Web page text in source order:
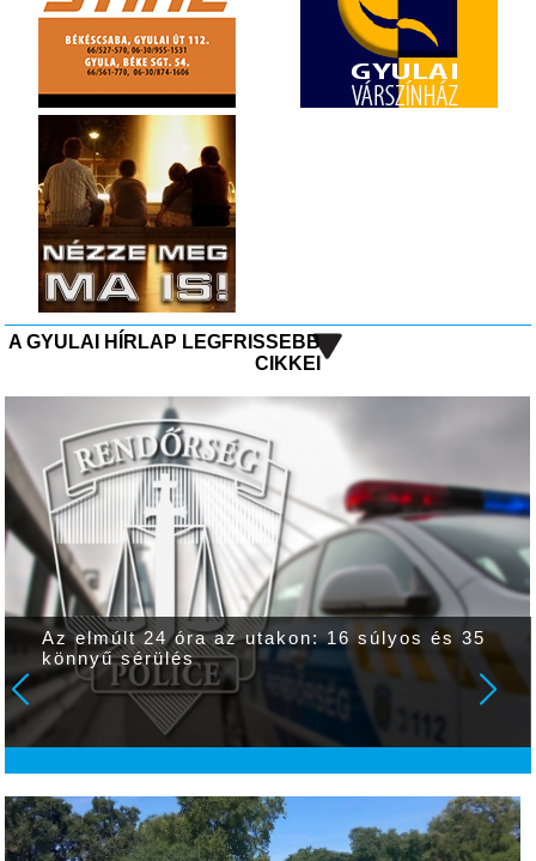
A GYULAI HÍRLAP LEGFRISSEBB
CIKKEI
Heves zivatarok és intenzív csapadék
várható